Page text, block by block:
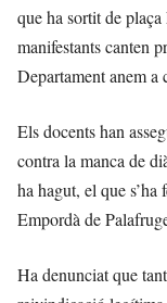
que ha sortit de
manifestants canten
Departament anem a
Els docents han
contra la manca de
ha hagut, el que
Empordà de
Ha denunciat que